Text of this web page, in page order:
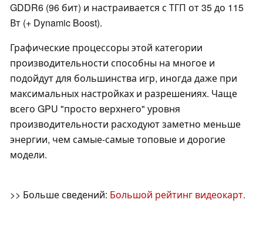
GDDR6 (96 бит) и настраивается с ТГП от 35 до 115
Вт (+ Dynamic Boost).
Графические процессоры этой категории
производительности способны на многое и
подойдут для большинства игр, иногда даже при
максимальных настройках и разрешениях. Чаще
всего GPU "просто верхнего" уровня
производительности расходуют заметно меньше
энергии, чем самые-самые топовые и дорогие
модели.
>> Больше сведений: Большой рейтинг видеокарт.